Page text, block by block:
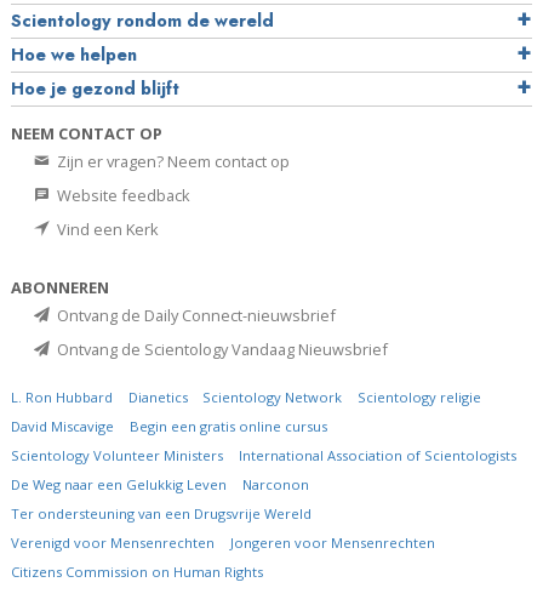
Scientology rondom de wereld
Hoe we helpen
Hoe je gezond blijft
NEEM CONTACT OP
Zijn er vragen? Neem contact op
Website feedback
Vind een Kerk
ABONNEREN
Ontvang de Daily Connect-nieuwsbrief
Ontvang de Scientology Vandaag Nieuwsbrief
L. Ron Hubbard Dianetics Scientology Network
Scientology religie
David Miscavige
Begin een gratis online cursus
Scientology Volunteer Ministers
International Association of Scientologists
De Weg naar een Gelukkig Leven
Narconon
Ter ondersteuning van een Drugsvrije Wereld
Verenigd voor Mensenrechten
Jongeren voor Mensenrechten
Citizens Commission on Human Rights